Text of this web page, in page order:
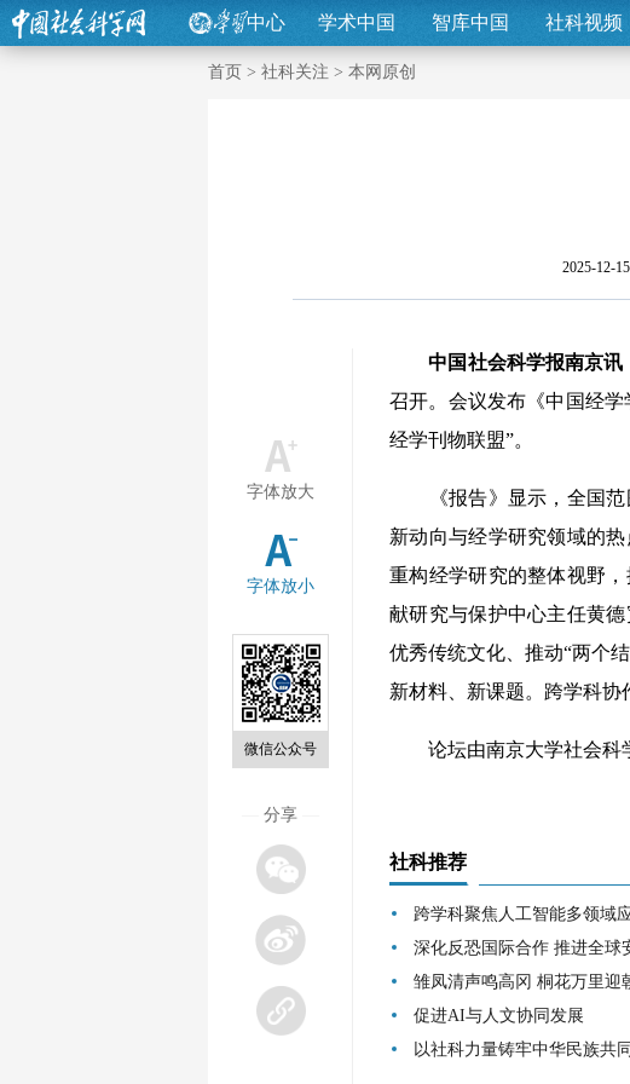
中心 学术中国 智库中国 社科视频
首页 > 社科关注 > 本网原创
2025-12-15
字体放大
字体放小
微信公众号
分享
中国社会科学报南京讯
召开。会议发布《中国经
经学刊物联盟”。
《报告》显示，全国范
新动向与经学研究领域的
重构经学研究的整体视野
献研究与保护中心主任黄
优秀传统文化、推动“两个
新材料、新课题。跨学科协
论坛由南京大学社会科
社科推荐
跨学科聚焦人工智能多领域
深化反恐国际合作 推进全球
雏凤清声鸣高冈 桐花万里迎
促进AI与人文协同发展
以社科力量铸牢中华民族共